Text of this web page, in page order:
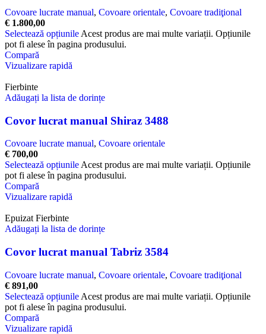
Covoare lucrate manual, Covoare orientale, Covoare tradiţional
€ 1.800,00
Selectează opțiunile Acest produs are mai multe variații. Opțiunile
pot fi alese în pagina produsului.
Compară
Vizualizare rapidă
Fierbinte
Adăugați la lista de dorințe
Covor lucrat manual Shiraz 3488
Covoare lucrate manual, Covoare orientale
€ 700,00
Selectează opțiunileAcest produs are mai multe variații. Opțiunile
pot fi alese în pagina produsului.
Compară
Vizualizare rapidă
Epuizat Fierbinte
Adăugați la lista de dorințe
Covor lucrat manual Tabriz 3584
Covoare lucrate manual, Covoare orientale, Covoare tradiţional
€ 891,00
Selectează opțiunile Acest produs are mai multe variații. Opțiunile
pot fi alese în pagina produsului.
Compară
Vizualizare rapidă